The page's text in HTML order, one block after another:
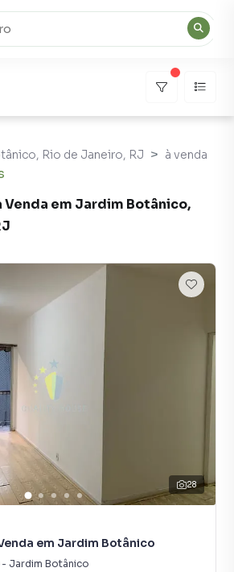
Rio de Janeiro, RJ à venda
Venda em Jardim Botânico,
28
em Jardim Botânico
- Jardim Botânico